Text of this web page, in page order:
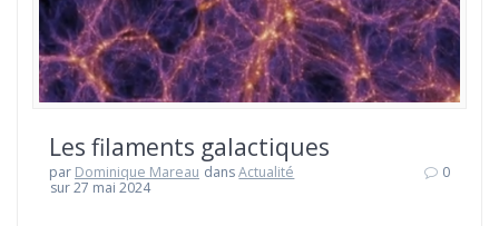
Les filaments galactiques
par Dominique Mareau dansActualité
sur 27 mai 2024
0